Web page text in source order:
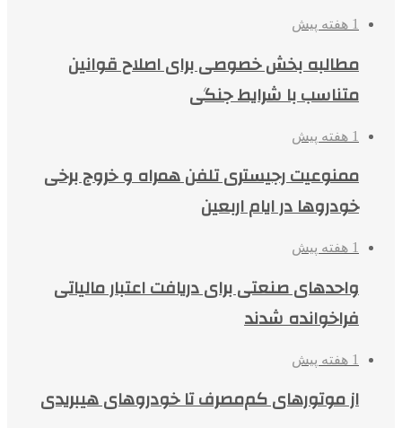
1 هفته پیش
مطالبه بخش خصوصی برای اصلاح قوانین
متناسب با شرایط جنگی
1 هفته پیش
ممنوعیت رجیستری تلفن همراه و خروج برخی
خودروها در ایام اربعین
1 هفته پیش
واحدهای صنعتی برای دریافت اعتبار مالیاتی
فراخوانده شدند
1 هفته پیش
از موتورهای کم‌مصرف تا خودروهای هیبریدی